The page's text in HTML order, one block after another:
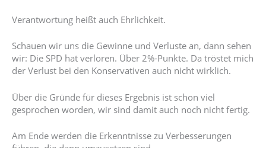
Verantwortung heißt auch Ehrlichkeit.
Schauen wir uns die Gewinne und Verluste an, dann sehen
wir: Die SPD hat verloren. Über 2%-Punkte. Da tröstet mich
der Verlust bei den Konservativen auch nicht wirklich.
Über die Gründe für dieses Ergebnis ist schon viel
gesprochen worden, wir sind damit auch noch nicht fertig.
Am Ende werden die Erkenntnisse zu Verbesserungen